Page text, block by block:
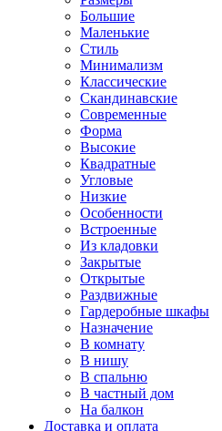
Большие
Маленькие
Стиль
Минимализм
Классические
Скандинавские
Современные
Форма
Высокие
Квадратные
Угловые
Низкие
Особенности
Встроенные
Из кладовки
Закрытые
Открытые
Раздвижные
Гардеробные шкафы
Назначение
В комнату
В нишу
В спальню
В частный дом
На балкон
Доставка и оплата